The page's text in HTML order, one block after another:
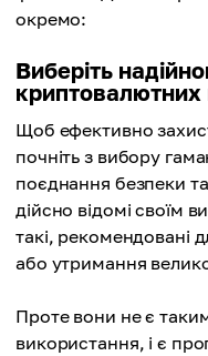
окремо:
Виберіть
криптовалютних
Щоб ефективно
почніть з вибору
поєднання безпеки
дійсно відомі своїм
такі, рекомендовані
або утримання
Проте вони не є
використання, і є